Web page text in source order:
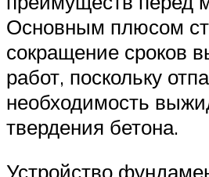
Основным плюсом
сокращение сроков
работ, поскольку
необходимость
твердения бетона.
Устройство